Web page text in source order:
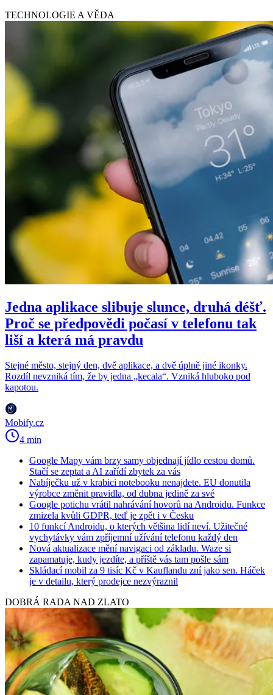
TECHNOLOGIE A VĚDA
Jedna aplikace slibuje slunce, druhá déšť.
Proč se předpovědi počasí v telefonu tak
liší a která má pravdu
Stejné město, stejný den, dvě aplikace, a dvě úplně jiné ikonky.
Rozdíl nevzniká tím, že by jedna „kecala“. Vzniká hluboko pod
kapotou.
Mobify.cz
4 min
Google Mapy vám brzy samy objednají jídlo cestou domů.
Stačí se zeptat a AI zařídí zbytek za vás
Nabíječku už v krabici notebooku nenajdete. EU donutila
výrobce změnit pravidla, od dubna jedině za své
Google potichu vrátil nahrávání hovorů na Androidu. Funkce
zmizela kvůli GDPR, teď je zpět i v Česku
10 funkcí Androidu, o kterých většina lidí neví. Užitečné
vychytávky vám zpříjemní užívání telefonu každý den
Nová aktualizace mění navigaci od základu. Waze si
zapamatuje, kudy jezdíte, a příště vás tam pošle sám
Skládací mobil za 9 tisíc Kč v Kauflandu zní jako sen. Háček
je v detailu, který prodejce nezvýraznil
DOBRÁ RADA NAD ZLATO